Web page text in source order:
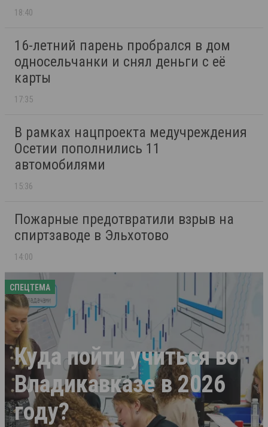
18:40
16-летний парень пробрался в дом
односельчанки и снял деньги с её
карты
17:35
В рамках нацпроекта медучреждения
Осетии пополнились 11
автомобилями
15:36
Пожарные предотвратили взрыв на
спиртзаводе в Эльхотово
14:00
СПЕЦТЕМА
Куда пойти учиться во
Владикавказе в 2026
году?